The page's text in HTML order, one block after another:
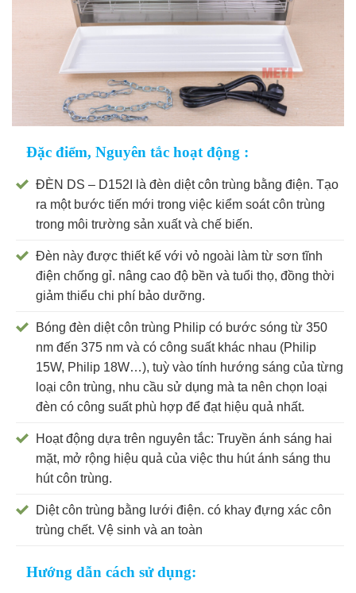
Đặc điểm, Nguyên tắc hoạt động :
ĐÈN DS – D152I là đèn diệt côn trùng bằng điện. Tạo
ra một bước tiến mới trong việc kiểm soát côn trùng
trong môi trường sản xuất và chế biến.
Đèn này được thiết kế với vỏ ngoài làm từ sơn tĩnh
điện chống gỉ. nâng cao độ bền và tuổi thọ, đồng thời
giảm thiểu chi phí bảo dưỡng.
Bóng đèn diệt côn trùng Philip có bước sóng từ 350
nm đến 375 nm và có công suất khác nhau (Philip
15W, Philip 18W…), tuỳ vào tính hướng sáng của từng
loại côn trùng, nhu cầu sử dụng mà ta nên chọn loại
đèn có công suất phù hợp để đạt hiệu quả nhất.
Hoạt động dựa trên nguyên tắc: Truyền ánh sáng hai
mặt, mở rộng hiệu quả của việc thu hút ánh sáng thu
hút côn trùng.
Diệt côn trùng bằng lưới điện. có khay đựng xác côn
trùng chết. Vệ sinh và an toàn
Hướng dẫn cách sử dụng: